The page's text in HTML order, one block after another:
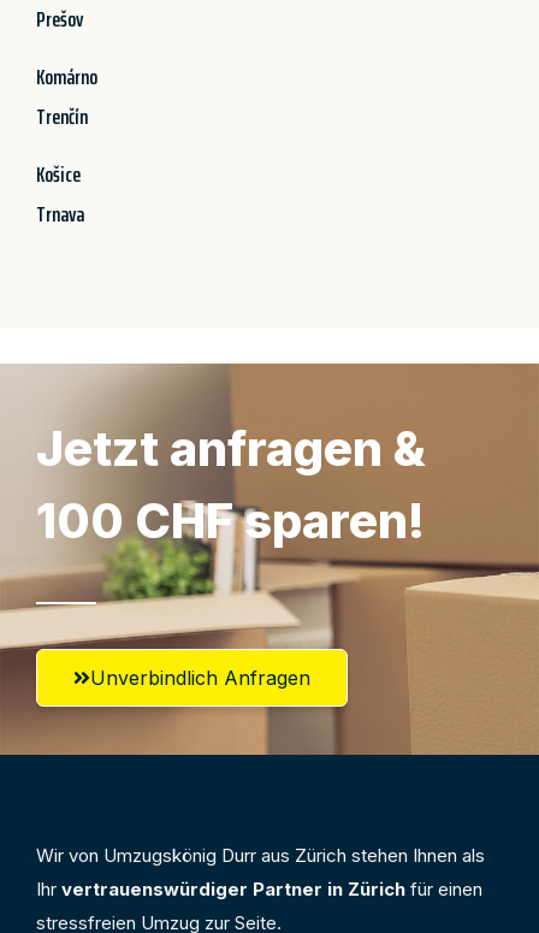
Prešov
Komárno
Trenčín
Košice
Trnava
Jetzt anfragen &
100 CHF sparen!
Unverbindlich Anfragen
Wir von Umzugskönig Durr aus Zürich stehen Ihnen als
Ihr vertrauenswürdiger Partner in Zürich für einen
stressfreien Umzug zur Seite.